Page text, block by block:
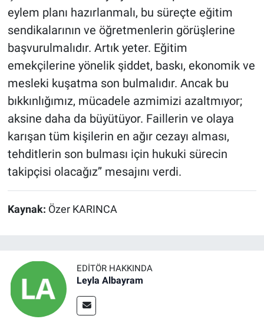
eylem planı hazırlanmalı, bu süreçte eğitim
sendikalarının ve öğretmenlerin görüşlerine
başvurulmalıdır. Artık yeter. Eğitim
emekçilerine yönelik şiddet, baskı, ekonomik ve
mesleki kuşatma son bulmalıdır. Ancak bu
bıkkınlığımız, mücadele azmimizi azaltmıyor;
aksine daha da büyütüyor. Faillerin ve olaya
karışan tüm kişilerin en ağır cezayı alması,
tehditlerin son bulması için hukuki sürecin
takipçisi olacağız’’ mesajını verdi.
Kaynak: Özer KARINCA
EDITÖR HAKKINDA
Leyla Albayram